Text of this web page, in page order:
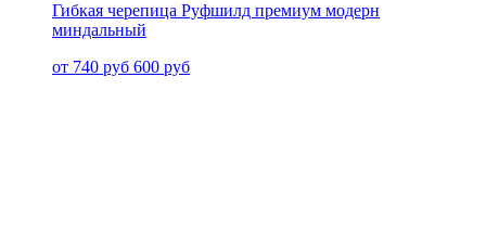
Гибкая черепица Руфшилд премиум модерн
миндальный
от 740 руб 600 руб